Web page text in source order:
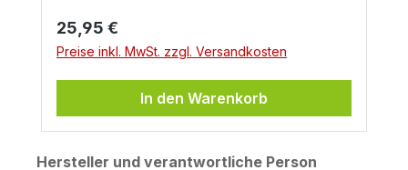
beantwortet werden, da sich die
Regelungen von Land zu Land
unterscheiden. Der Einsatz von
reflektierenden Folien im öffentlichen
Regulärer Preis:
25,95 €
Preise inkl. MwSt. zzgl. Versandkosten
In den Warenkorb
Hersteller und verantwortliche Person